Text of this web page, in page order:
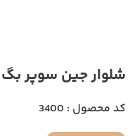
شلوار جین سوپر بگ 3400
کد محصول : 3400